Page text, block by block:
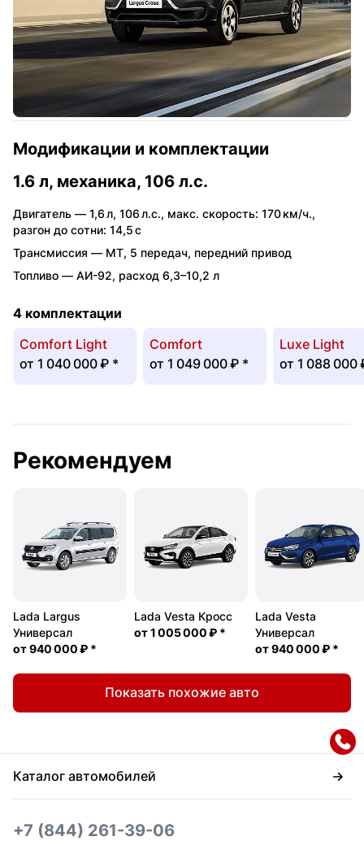
Модификации и комплектации
1.6 л, механика, 106 л.с.
Двигатель — 1,6 л, 106 л.с., макс. скорость: 170 км/ч.,
разгон до сотни: 14,5 с
Трансмиссия — MT, 5 передач, передний привод
Топливо — АИ-92, расход 6,3–10,2 л
4 комплектации
Comfort Light
от 1 040 000 ₽ *
Comfort
от 1 049 000 ₽ *
Luxe Light
от 1 088 000
Рекомендуем
Lada Largus
Универсал
от940 000 ₽ *
Lada Vesta Кросс
от1 005 000 ₽ *
Lada Vesta
Универсал
от940 000 ₽ *
Показать похожие авто
Каталог автомобилей
+7 (844) 261-39-06